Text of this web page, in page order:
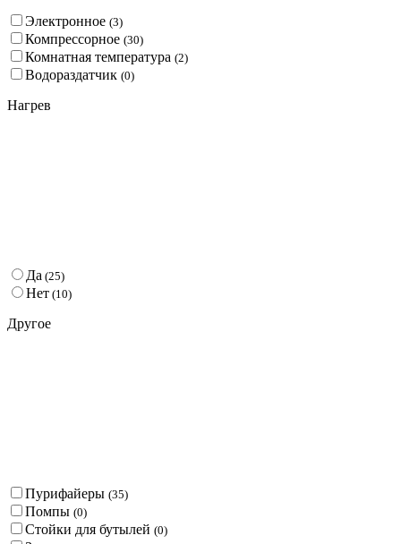
Электронное (3)
Компрессорное (30)
Комнатная температура (2)
Водораздатчик (0)
Нагрев
Да (25)
Нет (10)
Другое
Пурифайеры (35)
Помпы (0)
Стойки для бутылей (0)